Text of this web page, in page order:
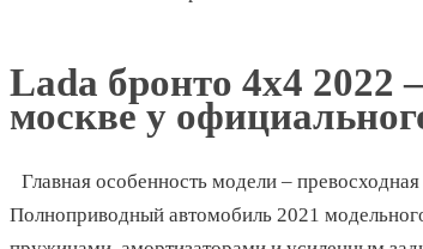
Lada бронто 4х4
москве у
Главная особенность модели –
Полноприводный автомобиль 2021